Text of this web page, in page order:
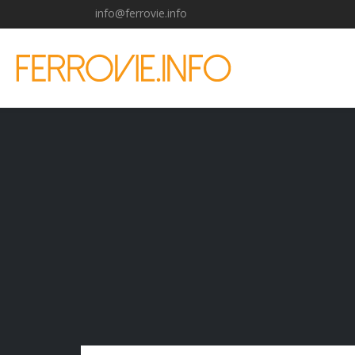
info@ferrovie.info